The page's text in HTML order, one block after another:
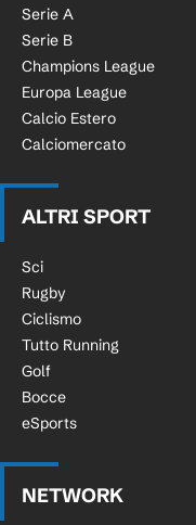
Serie A
Serie B
Champions League
Europa League
Calcio Estero
Calciomercato
ALTRI SPORT
Sci
Rugby
Ciclismo
Tutto Running
Golf
Bocce
eSports
NETWORK